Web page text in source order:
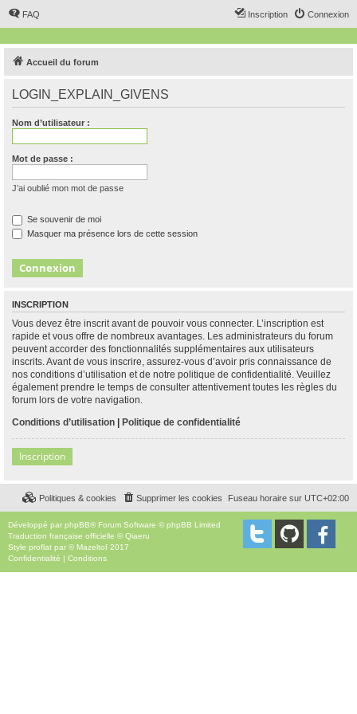
FAQ Connexion
Inscription
Accueil du forum
LOGIN_EXPLAIN_GIVENS
Nom d’utilisateur :
Mot de passe :
J’ai oublié mon mot de passe
Se souvenir de moi
Masquer ma présence lors de cette session
INSCRIPTION
Vous devez être inscrit avant de pouvoir vous connecter. L’inscription est
rapide et vous offre de nombreux avantages. Les administrateurs du forum
peuvent accorder des fonctionnalités supplémentaires aux utilisateurs
inscrits. Avant de vous inscrire, assurez-vous d’avoir pris connaissance de
nos conditions d’utilisation et de notre politique de confidentialité. Veuillez
également prendre le temps de consulter attentivement toutes les règles du
forum lors de votre navigation.
Conditions d’utilisation | Politique de confidentialité
Inscription
Fuseau horaire sur UTC+02:00
Supprimer les cookies
Politiques & cookies
Développé par phpBB® Forum Software © phpBB Limited
Traduction française officielle ©Qiaeru
Style proflat par © Mazeltof 2017
Confidentialité | Conditions